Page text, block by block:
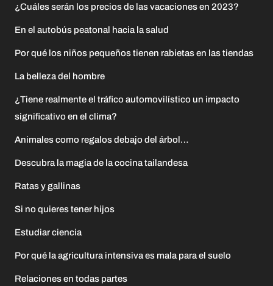
¿Cuáles serán los precios de las vacaciones en 2023?
En el autobús peatonal hacia la salud
Por qué los niños pequeños tienen rabietas en las tiendas
La belleza del hombre
¿Tiene realmente el tráfico automovilístico un impacto
significativo en el clima?
Animales como regalos debajo del árbol…
Descubra la magia de la cocina tailandesa
Ratas y gallinas
Si no quieres tener hijos
Estudiar ciencia
Por qué la agricultura intensiva es mala para el suelo
Relaciones en todas partes